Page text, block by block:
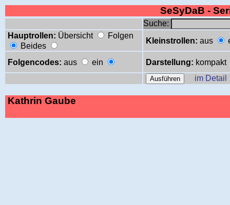
SeSyDaB -
Suche:
Hauptrollen: Übersicht
Folgen
Beides
Kleinstrollen: aus
Folgencodes: aus ein Darstellung: kompakt
im Detail
Kathrin Gaube